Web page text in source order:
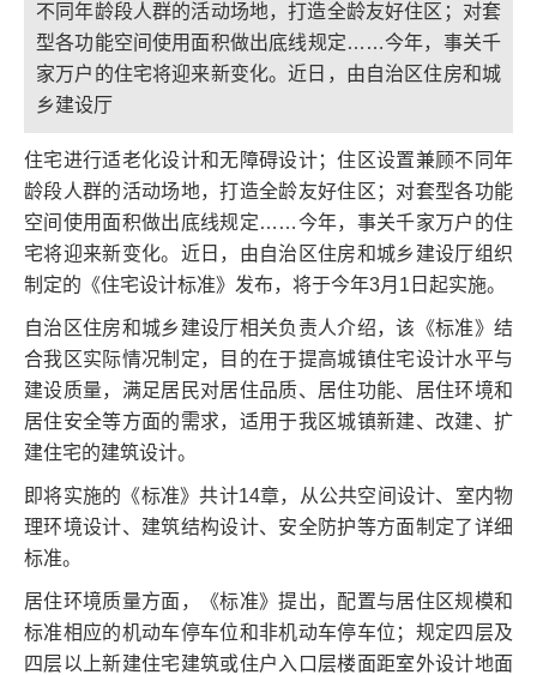
不同年龄段人群的活动场地，打造全龄友好住区；对套
型各功能空间使用面积做出底线规定……今年，事关千
家万户的住宅将迎来新变化。近日，由自治区住房和城
乡建设厅
住宅进行适老化设计和无障碍设计；住区设置兼顾不同年
龄段人群的活动场地，打造全龄友好住区；对套型各功能
空间使用面积做出底线规定……今年，事关千家万户的住
宅将迎来新变化。近日，由自治区住房和城乡建设厅组织
制定的《住宅设计标准》发布，将于今年3月1日起实施。
自治区住房和城乡建设厅相关负责人介绍，该《标准》结
合我区实际情况制定，目的在于提高城镇住宅设计水平与
建设质量，满足居民对居住品质、居住功能、居住环境和
居住安全等方面的需求，适用于我区城镇新建、改建、扩
建住宅的建筑设计。
即将实施的《标准》共计14章，从公共空间设计、室内物
理环境设计、建筑结构设计、安全防护等方面制定了详细
标准。
居住环境质量方面，《标准》提出，配置与居住区规模和
标准相应的机动车停车位和非机动车停车位；规定四层及
四层以上新建住宅建筑或住户入口层楼面距室外设计地面